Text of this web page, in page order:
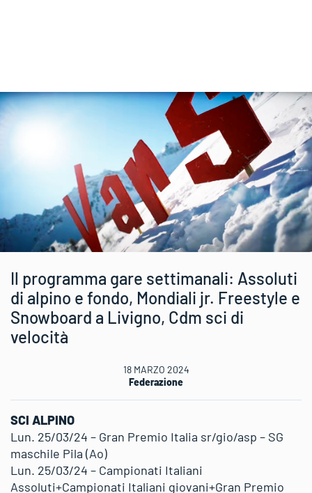
Il programma gare settimanali: Assoluti
di alpino e fondo, Mondiali jr. Freestyle e
Snowboard a Livigno, Cdm sci di
velocità
18 MARZO 2024
Federazione
SCI ALPINO
Lun. 25/03/24 – Gran Premio Italia sr/gio/asp – SG
maschile Pila (Ao)
Lun. 25/03/24 – Campionati Italiani
Assoluti+Campionati Italiani giovani+Gran Premio